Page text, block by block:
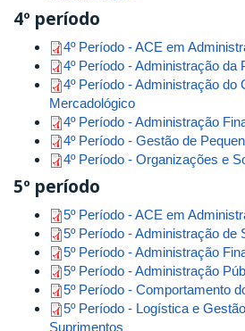
4º período
4º Período - ACE em
4º Período - Administração da
4º Período - Administração do
Mercadológico
4º Período - Administração
4º Período - Gestão de
4º Período - Organizações e
5º período
5º Período - ACE em
5º Período - Administração de
5º Período - Administração
5º Período - Administração
5º Período - Comportamento
5º Período - Logística e
Suprimentos